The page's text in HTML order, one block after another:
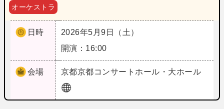
オーケストラ
日時
2026年5月9日（土）
開演：16:00
会場 京都京都コンサートホール・大ホール